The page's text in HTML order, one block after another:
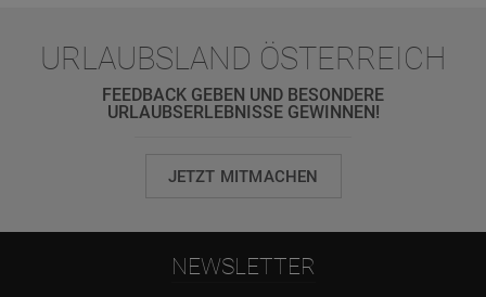
URLAUBSLAND ÖSTERREICH
FEEDBACK GEBEN UND BESONDERE
URLAUBSERLEBNISSE GEWINNEN!
JETZT MITMACHEN
NEWSLETTER